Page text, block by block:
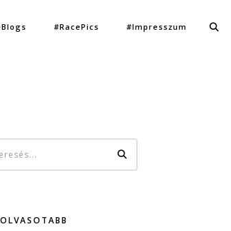
#RacePics #Impresszum